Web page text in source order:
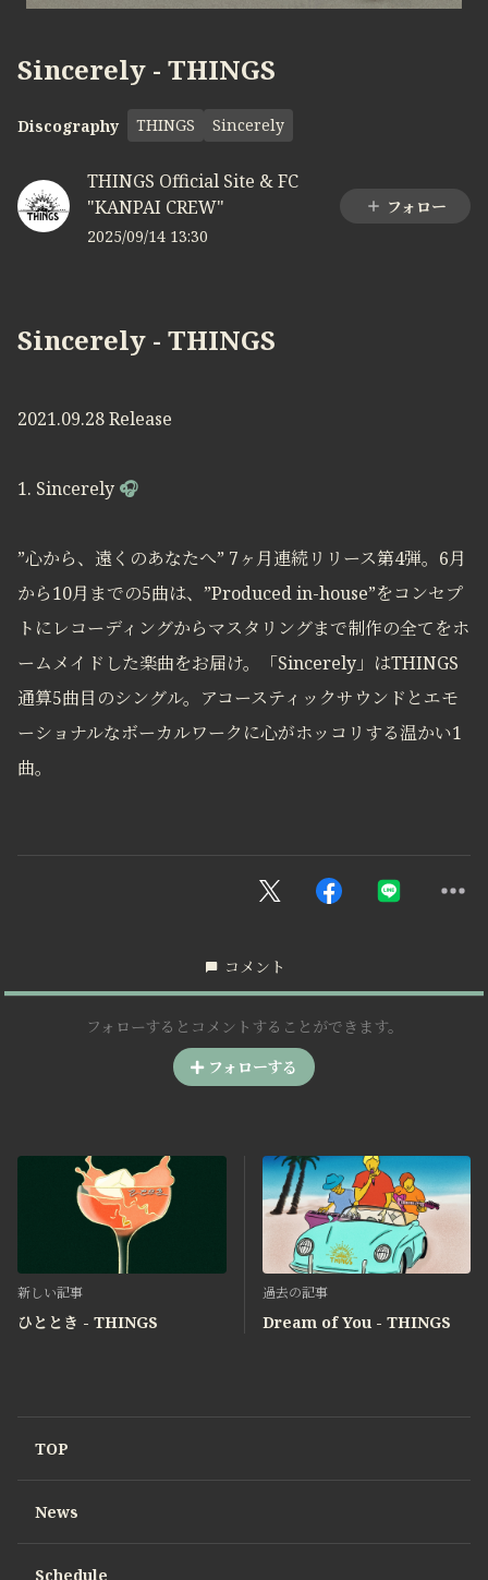
Sincerely - THINGS
Discography THINGS Sincerely
THINGS Official Site & FC
"KANPAI CREW"
2025/09/14 13:30
フォロー
Sincerely - THINGS
2021.09.28 Release
1. Sincerely 🎧
”心から、遠くのあなたへ” 7ヶ月連続リリース第4弾。6月
から10月までの5曲は、”Produced in-house”をコンセプ
トにレコーディングからマスタリングまで制作の全てをホ
ームメイドした楽曲をお届け。「Sincerely」はTHINGS
通算5曲目のシングル。アコースティックサウンドとエモ
ーショナルなボーカルワークに心がホッコリする温かい1
曲。
コメント
フォローするとコメントすることができます。
フォローする
新しい記事
ひととき - THINGS
過去の記事
Dream of You - THINGS
TOP
News
Schedule